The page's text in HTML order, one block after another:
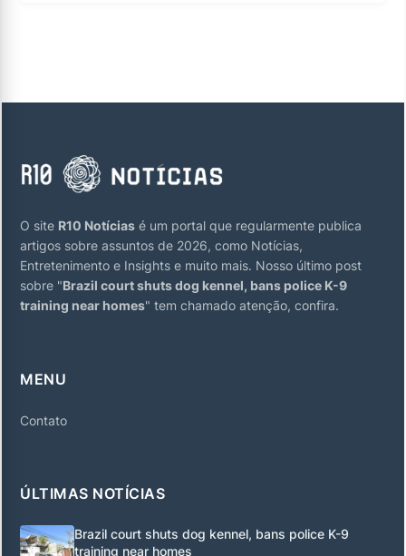
O site R10 Notícias é um portal que regularmente publica
artigos sobre assuntos de 2026, como Notícias,
Entretenimento e Insights e muito mais. Nosso último post
sobre "Brazil court shuts dog kennel, bans police K-9
training near homes" tem chamado atenção, confira.
MENU
Contato
ÚLTIMAS NOTÍCIAS
Brazil court shuts dog kennel, bans police K-9
training near homes